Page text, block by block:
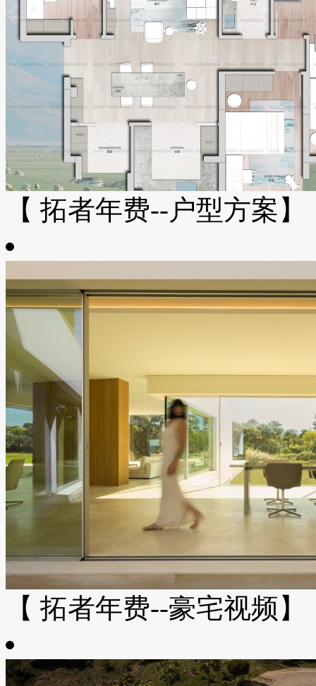
【 拓者年费--户型方案】
【 拓者年费--豪宅视频】